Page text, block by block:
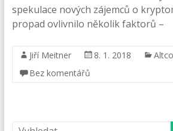
spekulace nových zájemců o
propad ovlivnilo několik faktorů –
Jiří Meitner 8. 1. 2018
Bez komentářů